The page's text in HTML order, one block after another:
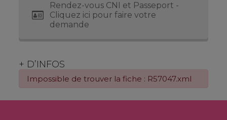
Rendez-vous CNI et Passeport -
Cliquez ici pour faire votre
demande
+ D’INFOS
Impossible de trouver la fiche : R57047.xml